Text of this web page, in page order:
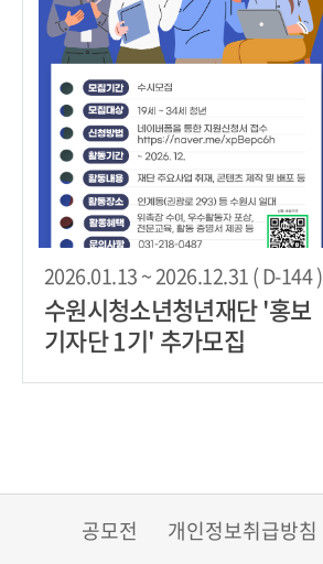
2026.01.13 ~ 2026.12.31 ( D-144 )
수원시청소년청년재단 '홍보
기자단 1기' 추가모집
공모전 개인정보취급방침